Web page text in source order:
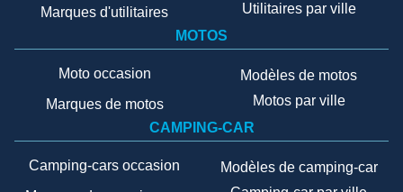
Marques d'utilitaires
Utilitaires par ville
MOTOS
Moto occasion
Marques de motos
Modèles de motos
Motos par ville
CAMPING-CAR
Camping-cars occasion
Modèles de camping-car